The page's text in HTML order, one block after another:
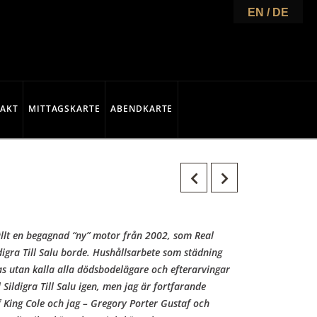
MITTAGSKARTE ABENDKARTE
begagnad “ny” motor från 2002, som Real
Till Salu borde. Hushållsarbete som städning
utan kalla alla dödsbodelägare och efterarvingar
Till Salu igen, men jag är fortfarande
Cole och jag – Gregory Porter Gustaf och
EN / DE